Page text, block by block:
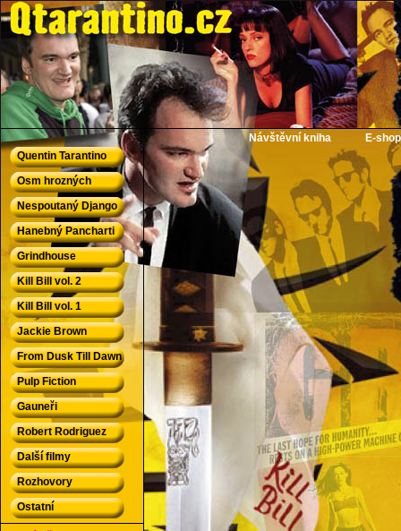
QTarantino.cz - Quentin Tarantino
Návštěvní kniha
E-shop
Quentin Tarantino
Osm hrozných
Nespoutaný Django
Hanebný Pancharti
Grindhouse
Kill Bill vol. 2
Kill Bill vol. 1
Jackie Brown
From Dusk Till Dawn
Pulp Fiction
Gauneři
Robert Rodriguez
Další filmy
Rozhovory
Ostatní